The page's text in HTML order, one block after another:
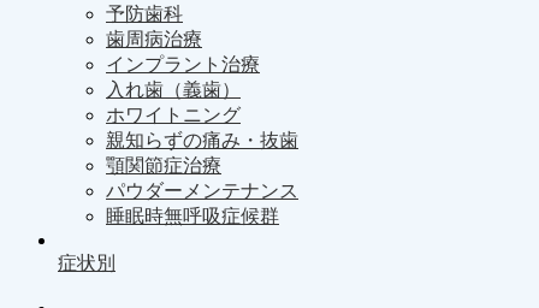
予防歯科
歯周病治療
インプラント治療
入れ歯（義歯）
ホワイトニング
親知らずの痛み・抜歯
顎関節症治療
パウダーメンテナンス
睡眠時無呼吸症候群
症状別